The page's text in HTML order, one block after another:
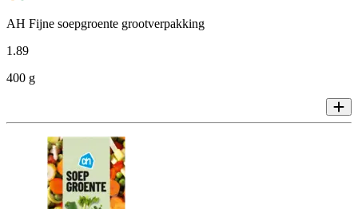
AH Fijne soepgroente grootverpakking
1.89
400 g